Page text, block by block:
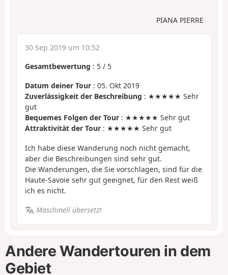
PIANA PIERRE
30 Sep 2019 um 10:52
Gesamtbewertung : 5 / 5
Datum deiner Tour : 05. Okt 2019
Zuverlässigkeit der Beschreibung : ★★★★★ Sehr
gut
Bequemes Folgen der Tour : ★★★★★ Sehr gut
Attraktivität der Tour : ★★★★★ Sehr gut
Ich habe diese Wanderung noch nicht gemacht,
aber die Beschreibungen sind sehr gut.
Die Wanderungen, die Sie vorschlagen, sind für die
Haute-Savoie sehr gut geeignet, für den Rest weiß
ich es nicht.
Maschinell übersetzt
Andere Wandertouren in dem
Gebiet